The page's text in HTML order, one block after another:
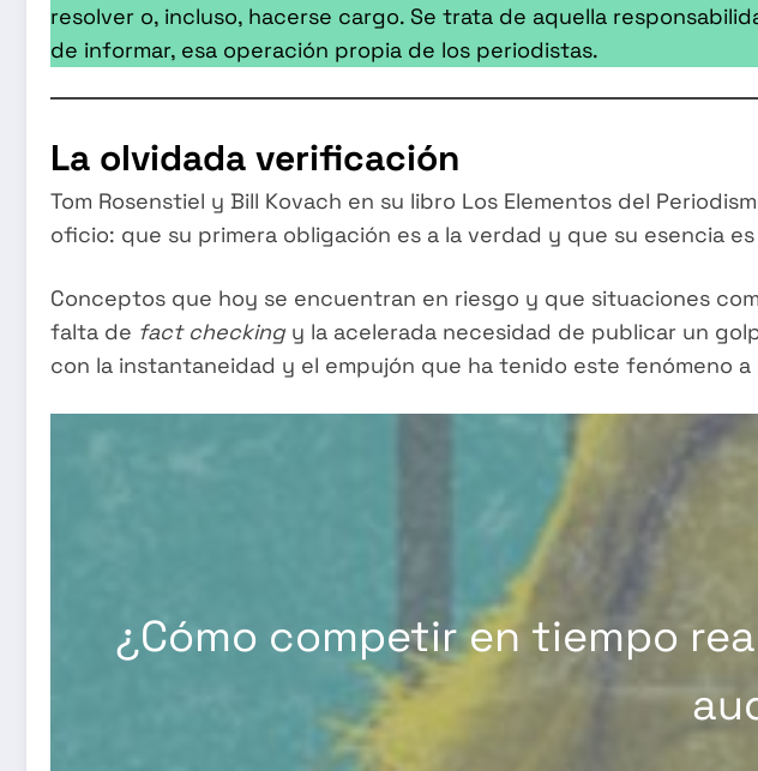
resolver o, incluso, hacerse cargo. Se trata de aquella
de informar, esa operación propia de los periodistas.
La olvidada verificación
Tom Rosenstiel y Bill Kovach en su libro Los Elementos del
oficio: que su primera obligación es a la verdad y que su esencia
Conceptos que hoy se encuentran en riesgo y que situaciones
falta de fact checkingy la acelerada necesidad de publicar un
con la instantaneidad y el empujón que ha tenido este fenómeno
¿Cómo competir en tiempo